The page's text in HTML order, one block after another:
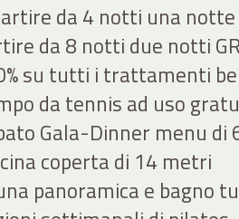
da 4 notti una notte
da 8 notti due notti
su tutti i trattamenti
da tennis ad uso
Gala-Dinner menu di
coperta di 14 metri
panoramica e bagno